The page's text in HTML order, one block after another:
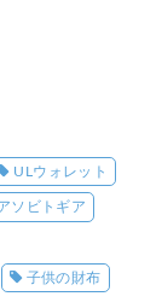
ULウォレット
ソビトギア
子供の財布